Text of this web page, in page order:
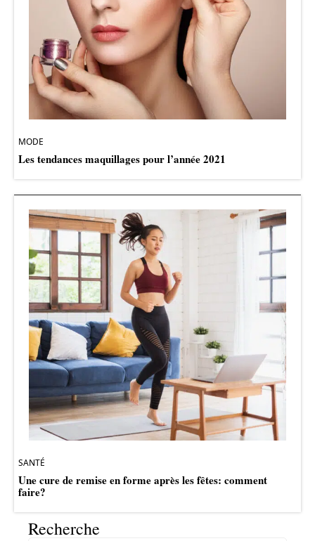
MODE
Les tendances maquillages pour l’année 2021
SANTÉ
Une cure de remise en forme après les fêtes: comment
faire?
Recherche